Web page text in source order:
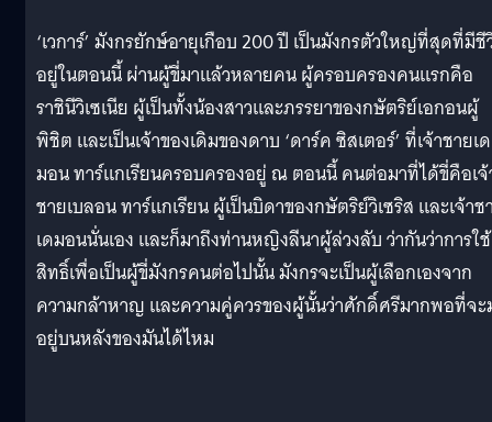
‘เวการ์’ มังกรยักษ์อายุเกือบ 200 ปี เป็นมังกรตัวใหญ่ที่สุดที่มี
อยู่ในตอนนี้ ผ่านผู้ขี่มาแล้วหลายคน ผู้ครอบครองคนแรกคือ
ราชินีวิเซเนีย ผู้เป็นทั้งน้องสาวและภรรยาของกษัตริย์เอกอนผู้
พิชิต และเป็นเจ้าของเดิมของดาบ ‘ดาร์ค ซิสเตอร์’ ที่เจ้าชายเด
มอน ทาร์แกเรียนครอบครองอยู่ ณ ตอนนี้ คนต่อมาที่ได้ขี่คือเ
ชายเบลอน ทาร์แกเรียน ผู้เป็นบิดาของกษัตริย์วิเซริส และเจ้าช
เดมอนนั่นเอง และก็มาถึงท่านหญิงลีนาผู้ล่วงลับ ว่ากันว่าการใช้
สิทธิ์เพื่อเป็นผู้ขี่มังกรคนต่อไปนั้น มังกรจะเป็นผู้เลือกเองจาก
ความกล้าหาญ และความคู่ควรของผู้นั้นว่าศักดิ์ศรีมากพอที่จะ
อยู่บนหลังของมันได้ไหม